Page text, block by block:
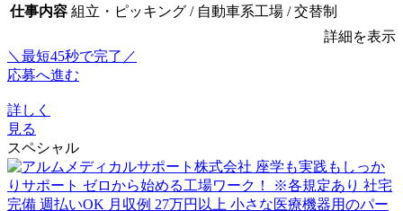
仕事内容 組立・ピッキング / 自動車系工場 / 交替制
詳細を表示
＼最短45秒で完了／
応募へ進む
詳しく
見る
スペシャル